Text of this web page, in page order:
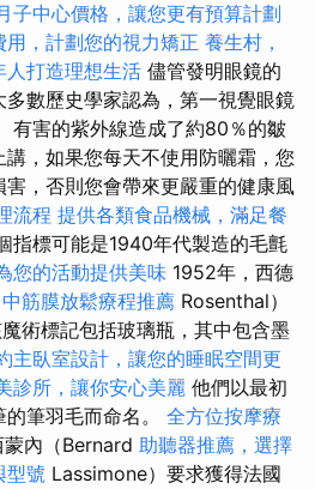
子中心價格，讓您更有預算計劃
，計劃您的視力矯正 養生村，
人打造理想生活 儘管發明眼鏡的
數歷史學家認為，第一視覺眼鏡
有害的紫外線造成了約80％的皺
，如果您每天不使用防曬霜，您
，否則您會帶來更嚴重的健康風
流程 提供各類食品機械，滿足餐
指標可能是1940年代製造的毛氈
您的活動提供美味 1952年，西德
筋膜放鬆療程推薦 Rosenthal）
術標記包括玻璃瓶，其中包含墨
主臥室設計，讓您的睡眠空間更
診所，讓你安心美麗 他們以最初
筆羽毛而命名。 全方位按摩療
蒙內（Bernard 助聽器推薦，選擇
型號 Lassimone）要求獲得法國